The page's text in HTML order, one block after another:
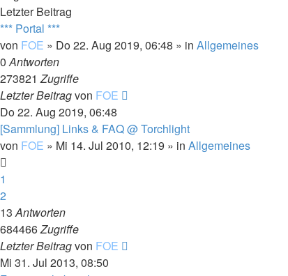
Letzter Beitrag
*** Portal ***
von FOE » Do 22. Aug 2019, 06:48 » in Allgemeines
0Antworten
273821Zugriffe
Letzter Beitragvon FOE
Do 22. Aug 2019, 06:48
[Sammlung] Links & FAQ @ Torchlight
von FOE » Mi 14. Jul 2010, 12:19 » in Allgemeines
1
2
13Antworten
684466Zugriffe
Letzter Beitragvon FOE
Mi 31. Jul 2013, 08:50